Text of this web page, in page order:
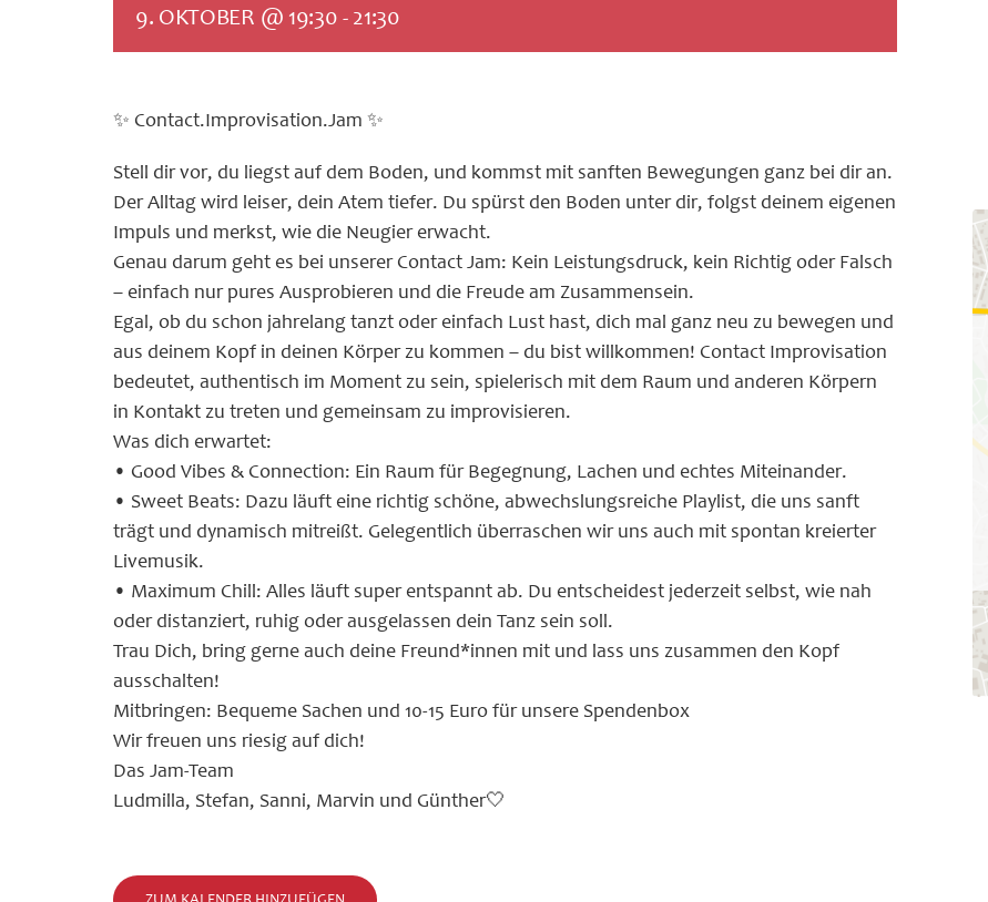
9. OKTOBER @ 19:30 - 21:30
✨ Contact.Improvisation.Jam ✨
Stell dir vor, du liegst auf dem Boden, und kommst mit sanften Bewegungen ganz bei dir an.
Der Alltag wird leiser, dein Atem tiefer. Du spürst den Boden unter dir, folgst deinem eigenen
Impuls und merkst, wie die Neugier erwacht.
Genau darum geht es bei unserer Contact Jam: Kein Leistungsdruck, kein Richtig oder Falsch
– einfach nur pures Ausprobieren und die Freude am Zusammensein.
Egal, ob du schon jahrelang tanzt oder einfach Lust hast, dich mal ganz neu zu bewegen und
aus deinem Kopf in deinen Körper zu kommen – du bist willkommen! Contact Improvisation
bedeutet, authentisch im Moment zu sein, spielerisch mit dem Raum und anderen Körpern
in Kontakt zu treten und gemeinsam zu improvisieren.
Was dich erwartet:
• Good Vibes & Connection: Ein Raum für Begegnung, Lachen und echtes Miteinander.
• Sweet Beats: Dazu läuft eine richtig schöne, abwechslungsreiche Playlist, die uns sanft
trägt und dynamisch mitreißt. Gelegentlich überraschen wir uns auch mit spontan kreierter
Livemusik.
• Maximum Chill: Alles läuft super entspannt ab. Du entscheidest jederzeit selbst, wie nah
oder distanziert, ruhig oder ausgelassen dein Tanz sein soll.
Trau Dich, bring gerne auch deine Freund*innen mit und lass uns zusammen den Kopf
ausschalten!
Mitbringen: Bequeme Sachen und 10-15 Euro für unsere Spendenbox
Wir freuen uns riesig auf dich!
Das Jam-Team
Ludmilla, Stefan, Sanni, Marvin und Günther🤍